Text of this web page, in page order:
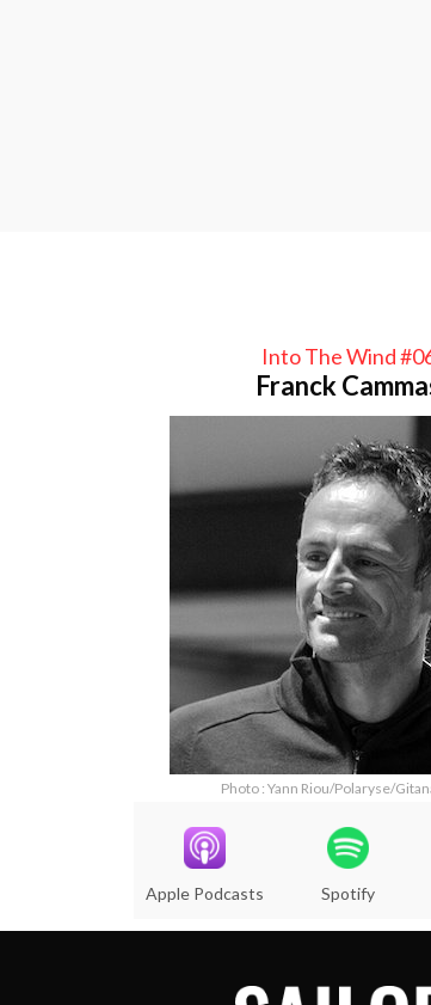
Into The Wind
Franck
Photo : Yann Riou/Polaryse/
Apple Podcasts Spotify